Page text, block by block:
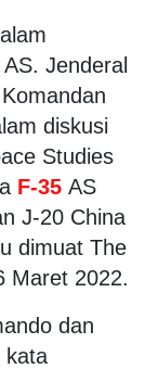
Jenderal
diskusi
Studies
F-35 AS
J-20 China
dimuat The
Maret 2022.
dan
kata